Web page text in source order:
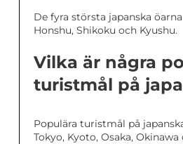
De fyra största japanska
Honshu, Shikoku och Kyushu.
Vilka är några
turistmål på
Populära turistmål på
Tokyo, Kyoto, Osaka, Okinawa